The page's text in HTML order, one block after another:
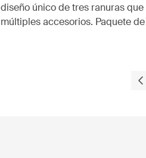
diseño único de tres ranuras
múltiples accesorios. Paquete